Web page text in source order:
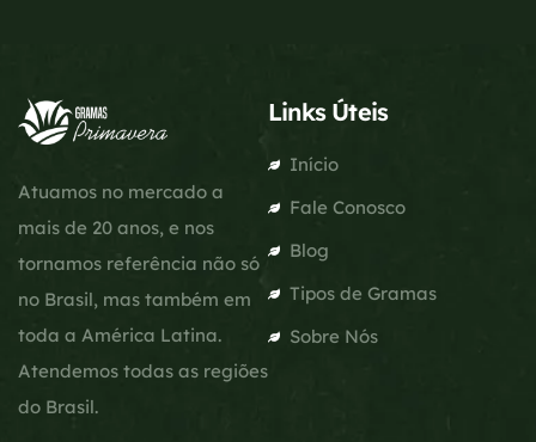
Atuamos no mercado a
mais de 20 anos, e nos
tornamos referência não só
no Brasil, mas também em
toda a América Latina.
Atendemos todas as regiões
do Brasil.
Links Úteis
Início
Fale Conosco
Blog
Tipos de Gramas
Sobre Nós